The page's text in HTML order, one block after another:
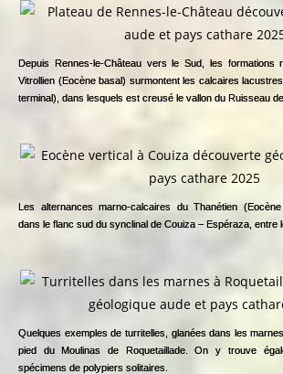
Depuis Rennes-le-Château vers le Sud, les formations
Vitrollien (Eocène basal) surmontent les calcaires
terminal), dans lesquels est creusé le vallon du Ruisseau
Les alternances marno-calcaires du Thanétien
dans le flanc sud du synclinal de Couiza – Espéraza, entre
Quelques exemples de turritelles, glanées dans les
pied du Moulinas de Roquetaillade. On y trouve
spécimens de polypiers solitaires.